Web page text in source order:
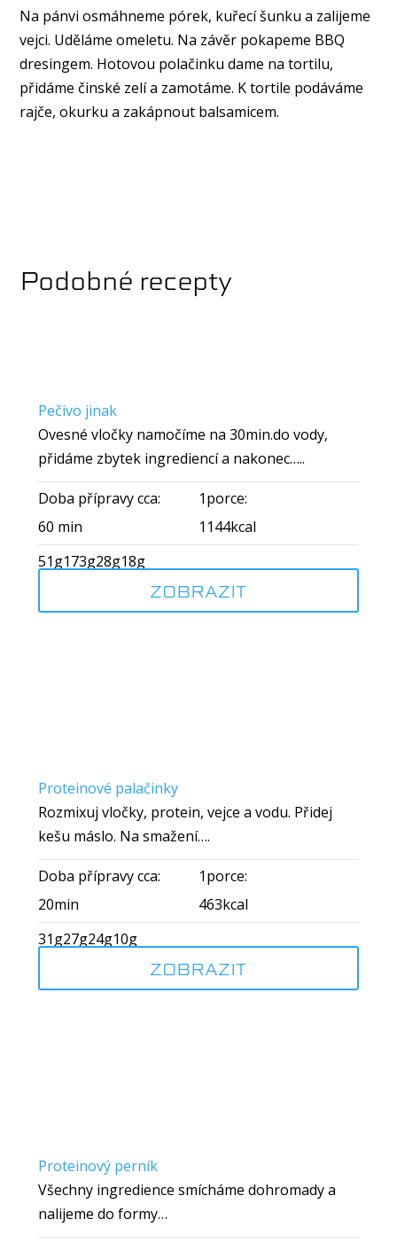
Na pánvi osmáhneme pórek, kuřecí šunku a zalijeme
vejci. Uděláme omeletu. Na závěr pokapeme BBQ
dresingem. Hotovou polačinku dame na tortilu,
přidáme činské zelí a zamotáme. K tortile podáváme
rajče, okurku a zakápnout balsamicem.
Podobné recepty
Pečivo jinak
Ovesné vločky namočíme na 30min.do vody,
přidáme zbytek ingrediencí a nakonec…..
Doba přípravy cca:
60 min
1porce:
1144kcal
51g173g28g18g
ZOBRAZIT
Proteinové palačinky
Rozmixuj vločky, protein, vejce a vodu. Přidej
kešu máslo. Na smažení….
Doba přípravy cca:
20min
1porce:
463kcal
31g27g24g10g
ZOBRAZIT
Proteinový perník
Všechny ingredience smícháme dohromady a
nalijeme do formy…